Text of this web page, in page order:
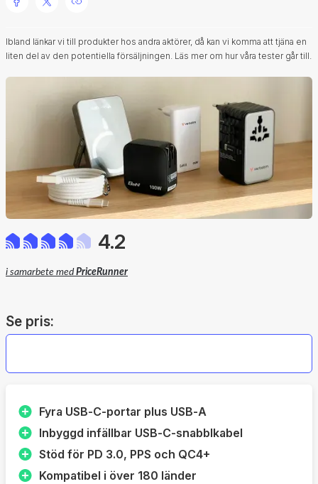
Ibland länkar vi till produkter hos andra aktörer, då kan vi komma att tjäna en
liten del av den potentiella försäljningen. Läs mer om hur våra tester går till.
4.2
i samarbete med PriceRunner
Se pris:
Fyra USB‑C‑portar plus USB‑A
Inbyggd infällbar USB‑C‑snabblkabel
Stöd för PD 3.0, PPS och QC4+
Kompatibel i över 180 länder